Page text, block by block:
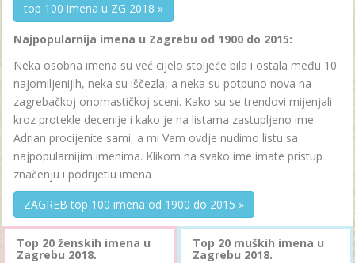
top 100 imena u ZG 2018 »
Najpopularnija imena u Zagrebu od 1900 do 2015:
Neka osobna imena su već cijelo stoljeće bila i ostala među 10
najomiljenijih, neka su iščezla, a neka su potpuno nova na
zagrebačkoj onomastičkoj sceni. Kako su se trendovi mijenjali
kroz protekle decenije i kako je na listama zastupljeno ime
Adrian procijenite sami, a mi Vam ovdje nudimo listu sa
najpopularnijim imenima. Klikom na svako ime imate pristup
značenju i podrijetlu imena
ZAGREB top 100 imena od 1900 do 2015 »
Top 20 ženskih imena u
Zagrebu 2018.
Top 20 muških imena u
Zagrebu 2018.